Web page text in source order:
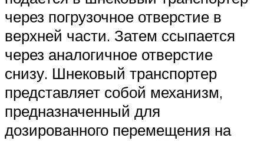
через погрузочное отверстие в
верхней части. Затем ссыпается
через аналогичное отверстие
снизу. Шнековый транспортер
представляет собой механизм,
предназначенный для
дозированного перемещения на